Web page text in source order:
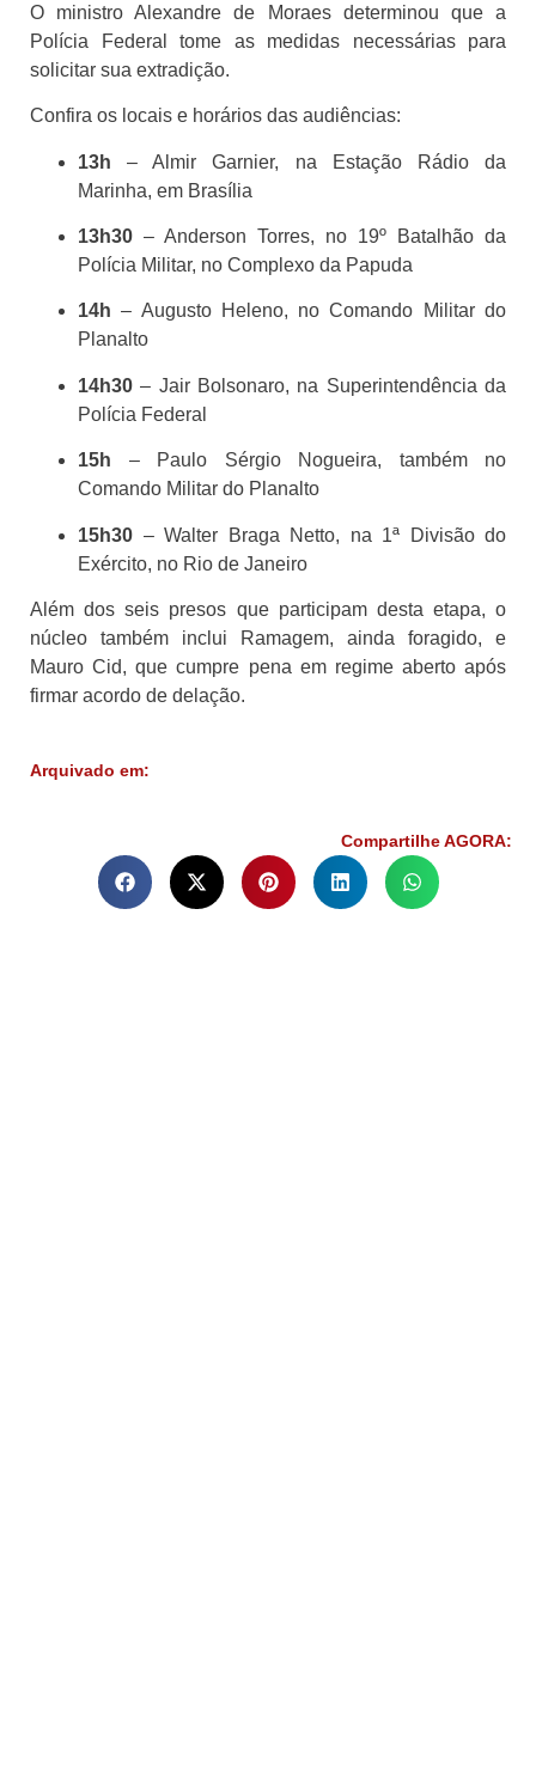
O ministro Alexandre de Moraes determinou que a
Polícia Federal tome as medidas necessárias para
solicitar sua extradição.
Confira os locais e horários das audiências:
13h – Almir Garnier, na Estação Rádio da
Marinha, em Brasília
13h30 – Anderson Torres, no 19º Batalhão da
Polícia Militar, no Complexo da Papuda
14h – Augusto Heleno, no Comando Militar do
Planalto
14h30 – Jair Bolsonaro, na Superintendência da
Polícia Federal
15h – Paulo Sérgio Nogueira, também no
Comando Militar do Planalto
15h30 – Walter Braga Netto, na 1ª Divisão do
Exército, no Rio de Janeiro
Além dos seis presos que participam desta etapa, o
núcleo também inclui Ramagem, ainda foragido, e
Mauro Cid, que cumpre pena em regime aberto após
firmar acordo de delação.
Arquivado em:
Compartilhe AGORA: